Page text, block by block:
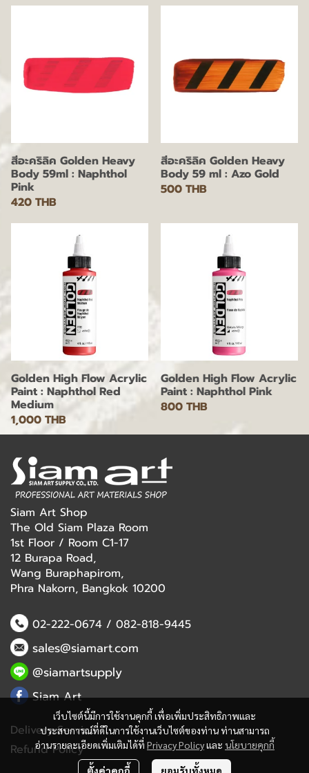
สีอะคริลิค Golden Heavy
Body 59ml : Naphthol
Pink
420 THB
สีอะคริลิค Golden Heavy
Body 59 ml : Azo Gold
500 THB
Golden High Flow Acrylic
Paint : Naphthol Red
Medium
1,000 THB
Golden High Flow Acrylic
Paint : Naphthol Pink
800 THB
เว็บไซต์นี้มีการใช้งานคุกกี้ เพื่อเพิ่มประสิทธิภาพและ
ประสบการณ์ที่ดีในการใช้งานเว็บไซต์ของท่าน ท่านสามารถ
อ่านรายละเอียดเพิ่มเติมได้ที่ Privacy Policyและ นโยบายคุกกี้
ตั้งค่าคุกกี้ ยอมรับทั้งหมด
Siam Art Shop
The Old Siam Plaza Room
1st Floor / Room C1-17
12 Burapa Road,
Wang Buraphapirom,
Phra Nakorn, Bangkok 10200
02-222-0674/ 082-818-9445
sales@siamart.com
@siamartsupply
Siam Art
Delivery Service
Refund Policy